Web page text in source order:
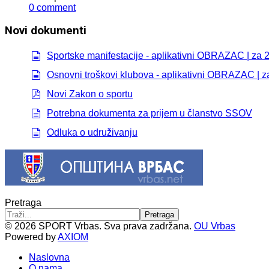
0 comment
Novi dokumenti
Sportske manifestacije - aplikativni OBRAZAC | za
Osnovni troškovi klubova - aplikativni OBRAZAC |
Novi Zakon o sportu
Potrebna dokumenta za prijem u članstvo SSOV
Odluka o udruživanju
Pretraga
Pretraga
© 2026 SPORT Vrbas. Sva prava zadržana. OU Vrbas
Powered byAXIOM
Naslovna